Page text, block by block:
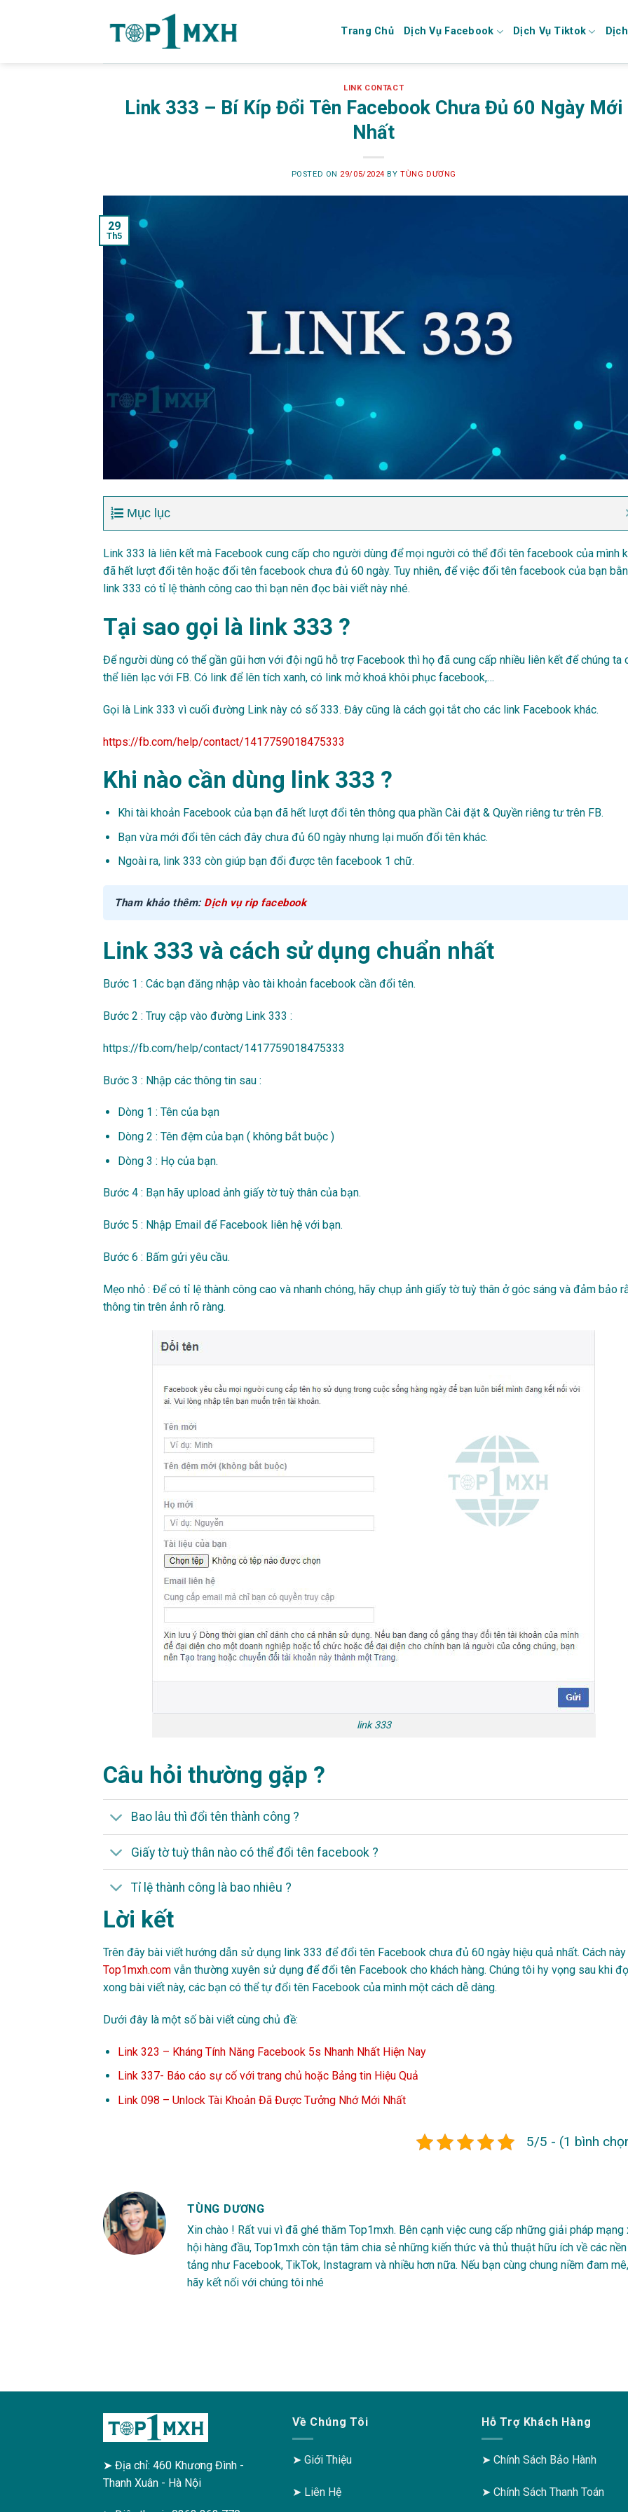
Trang Chủ Dịch Vụ Facebook Dịch Vụ Tiktok
LINK CONTACT
Link 333 – Bí Kíp Đổi Tên Facebook Chưa Đủ 60 Ngày Mới
Nhất
POSTED ON 29/05/2024 BYTÙNG DƯƠNG
29
Th5
Mục lục
Link 333 là liên kết mà Facebook cung cấp cho người dùng để mọi người có thể đổi tên facebook của mình
đã hết lượt đổi tên hoặc đổi tên facebook chưa đủ 60 ngày. Tuy nhiên, để việc đổi tên facebook của bạn
link 333 có tỉ lệ thành công cao thì bạn nên đọc bài viết này nhé.
Tại sao gọi là link 333 ?
Để người dùng có thể gần gũi hơn với đội ngũ hỗ trợ Facebook thì họ đã cung cấp nhiều liên kết để chúng ta
thể liên lạc với FB. Có link để lên tích xanh, có link mở khoá khôi phục facebook,…
Gọi là Link 333 vì cuối đường Link này có số 333. Đây cũng là cách gọi tắt cho các link Facebook khác.
https://fb.com/help/contact/1417759018475333
Khi nào cần dùng link 333 ?
Khi tài khoản Facebook của bạn đã hết lượt đổi tên thông qua phần Cài đặt & Quyền riêng tư trên FB.
Bạn vừa mới đổi tên cách đây chưa đủ 60 ngày nhưng lại muốn đổi tên khác.
Ngoài ra, link 333 còn giúp bạn đổi được tên facebook 1 chữ.
Tham khảo thêm: Dịch vụ rip facebook
Link 333 và cách sử dụng chuẩn nhất
Bước 1 : Các bạn đăng nhập vào tài khoản facebook cần đổi tên.
Bước 2 : Truy cập vào đường Link 333 :
https://fb.com/help/contact/1417759018475333
Bước 3 : Nhập các thông tin sau :
Dòng 1 : Tên của bạn
Dòng 2 : Tên đệm của bạn ( không bắt buộc )
Dòng 3 : Họ của bạn.
Bước 4 : Bạn hãy upload ảnh giấy tờ tuỳ thân của bạn.
Bước 5 : Nhập Email để Facebook liên hệ với bạn.
Bước 6 : Bấm gửi yêu cầu.
Mẹo nhỏ : Để có tỉ lệ thành công cao và nhanh chóng, hãy chụp ảnh giấy tờ tuỳ thân ở góc sáng và đảm bảo
thông tin trên ảnh rõ ràng.
link 333
Câu hỏi thường gặp ?
Bao lâu thì đổi tên thành công ?
Giấy tờ tuỳ thân nào có thể đổi tên facebook ?
Tỉ lệ thành công là bao nhiêu ?
Lời kết
Trên đây bài viết hướng dẫn sử dụng link 333 để đổi tên Facebook chưa đủ 60 ngày hiệu quả nhất. Cách này
Top1mxh.com vẫn thường xuyên sử dụng để đổi tên Facebook cho khách hàng. Chúng tôi hy vọng sau khi
xong bài viết này, các bạn có thể tự đổi tên Facebook của mình một cách dễ dàng.
Dưới đây là một số bài viết cùng chủ đề:
Link 323 – Kháng Tính Năng Facebook 5s Nhanh Nhất Hiện Nay
Link 337- Báo cáo sự cố với trang chủ hoặc Bảng tin Hiệu Quả
Link 098 – Unlock Tài Khoản Đã Được Tưởng Nhớ Mới Nhất
5/5 - (1 bình
TÙNG DƯƠNG
Xin chào ! Rất vui vì đã ghé thăm Top1mxh. Bên cạnh việc cung cấp những giải pháp mạng
hội hàng đầu, Top1mxh còn tận tâm chia sẻ những kiến thức và thủ thuật hữu ích về các nền
tảng như Facebook, TikTok, Instagram và nhiều hơn nữa. Nếu bạn cùng chung niềm đam mê,
hãy kết nối với chúng tôi nhé
➤ Địa chỉ: 460 Khương Đình -
Thanh Xuân - Hà Nội
Về Chúng Tôi
➤ Giới Thiệu
➤ Liên Hệ
Hỗ Trợ Khách Hàng
➤ Chính Sách Bảo Hành
➤ Chính Sách Thanh Toán